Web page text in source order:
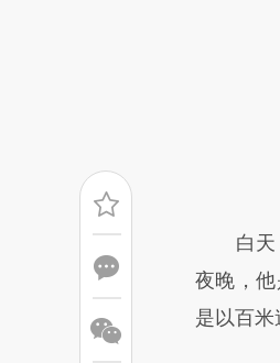
请务
[https://
成，可
白天，
夜晚，
是以百